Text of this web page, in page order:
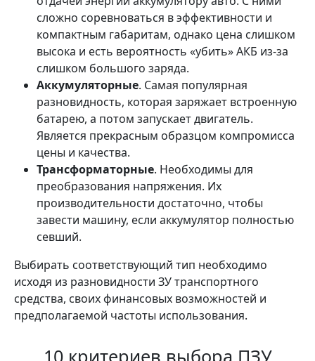
сложно соревноваться в эффективности и
компактным габаритам, однако цена слишком
высока и есть вероятность «убить» АКБ из-за
слишком большого заряда.
Аккумуляторные. Самая популярная
разновидность, которая заряжает встроенную
батарею, а потом запускает двигатель.
Является прекрасным образцом компромисса
цены и качества.
Трансформаторные. Необходимы для
преобразования напряжения. Их
производительности достаточно, чтобы
завести машину, если аккумулятор полностью
севший.
Выбирать соответствующий тип необходимо
исходя из разновидности ЗУ транспортного
средства, своих финансовых возможностей и
предполагаемой частоты использования.
10 критериев выбора ПЗУ